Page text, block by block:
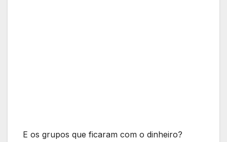
E os grupos que ficaram com o dinheiro?